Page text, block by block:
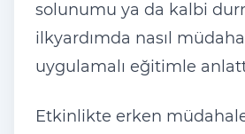
solunumu ya da kalbi
ilkyardımda nasıl m
uygulamalı eğitimle
Etkinlikte erken m